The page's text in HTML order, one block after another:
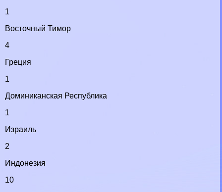
1
Восточный Тимор
4
Греция
1
Доминиканская Республика
1
Израиль
2
Индонезия
10